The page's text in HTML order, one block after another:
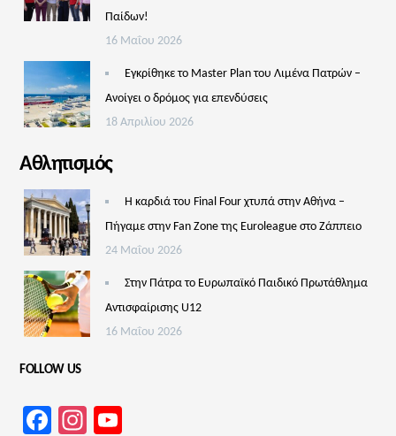
Παίδων!
16 Μαΐου 2026
Εγκρίθηκε το Master Plan του Λιμένα Πατρών –
Aνοίγει ο δρόμος για επενδύσεις
18 Απριλίου 2026
Αθλητισμός
Η καρδιά του Final Four χτυπά στην Αθήνα –
Πήγαμε στην Fan Zone της Euroleague στο Ζάππειο
24 Μαΐου 2026
Στην Πάτρα το Ευρωπαϊκό Παιδικό Πρωτάθλημα
Αντισφαίρισης U12
16 Μαΐου 2026
FOLLOW US
Facebook
Instagram